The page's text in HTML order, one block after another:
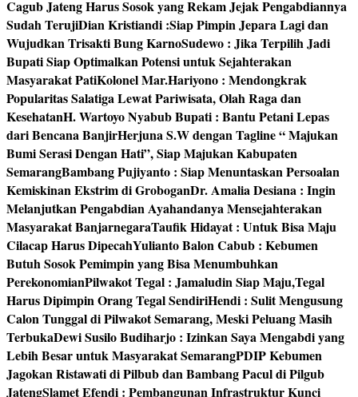
Cagub Jateng Harus Sosok yang Rekam Jejak Pengabdiannya
Sudah TerujiDian Kristiandi :Siap Pimpin Jepara Lagi dan
Wujudkan Trisakti Bung KarnoSudewo : Jika Terpilih Jadi
Bupati Siap Optimalkan Potensi untuk Sejahterakan
Masyarakat PatiKolonel Mar.Hariyono : Mendongkrak
Popularitas Salatiga Lewat Pariwisata, Olah Raga dan
KesehatanH. Wartoyo Nyabub Bupati : Bantu Petani Lepas
dari Bencana BanjirHerjuna S.W dengan Tagline “ Majukan
Bumi Serasi Dengan Hati”, Siap Majukan Kabupaten
SemarangBambang Pujiyanto : Siap Menuntaskan Persoalan
Kemiskinan Ekstrim di GroboganDr. Amalia Desiana : Ingin
Melanjutkan Pengabdian Ayahandanya Mensejahterakan
Masyarakat BanjarnegaraTaufik Hidayat : Untuk Bisa Maju
Cilacap Harus DipecahYulianto Balon Cabub : Kebumen
Butuh Sosok Pemimpin yang Bisa Menumbuhkan
PerekonomianPilwakot Tegal : Jamaludin Siap Maju,Tegal
Harus Dipimpin Orang Tegal SendiriHendi : Sulit Mengusung
Calon Tunggal di Pilwakot Semarang, Meski Peluang Masih
TerbukaDewi Susilo Budiharjo : Izinkan Saya Mengabdi yang
Lebih Besar untuk Masyarakat SemarangPDIP Kebumen
Jagokan Ristawati di Pilbub dan Bambang Pacul di Pilgub
JatengSlamet Efendi : Pembangunan Infrastruktur Kunci